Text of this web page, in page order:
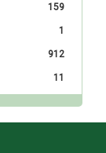
159
1
912
11